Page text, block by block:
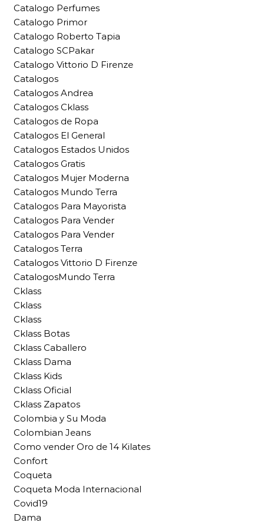
Catalogo Perfumes
Catalogo Primor
Catalogo Roberto Tapia
Catalogo SCPakar
Catalogo Vittorio D Firenze
Catalogos
Catalogos Andrea
Catalogos Cklass
Catalogos de Ropa
Catalogos El General
Catalogos Estados Unidos
Catalogos Gratis
Catalogos Mujer Moderna
Catalogos Mundo Terra
Catalogos Para Mayorista
Catalogos Para Vender
Catalogos Para Vender
Catalogos Terra
Catalogos Vittorio D Firenze
CatalogosMundo Terra
Cklass
Cklass
Cklass
Cklass Botas
Cklass Caballero
Cklass Dama
Cklass Kids
Cklass Oficial
Cklass Zapatos
Colombia y Su Moda
Colombian Jeans
Como vender Oro de 14 Kilates
Confort
Coqueta
Coqueta Moda Internacional
Covid19
Dama